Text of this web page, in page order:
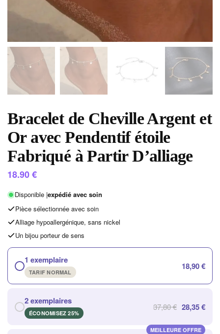
Bracelet de Cheville Argent et
Or avec Pendentif étoile
Fabriqué à Partir D’alliage
18.90€
Disponible |expédié avec soin
Pièce sélectionnée avec soin
Alliage hypoallergénique, sans nickel
Un bijou porteur de sens
1 exemplaire
TARIF NORMAL
18,90 €
2 exemplaires
ÉCONOMISEZ 25%
37,80 € 28,35 €
MEILLEURE OFFRE